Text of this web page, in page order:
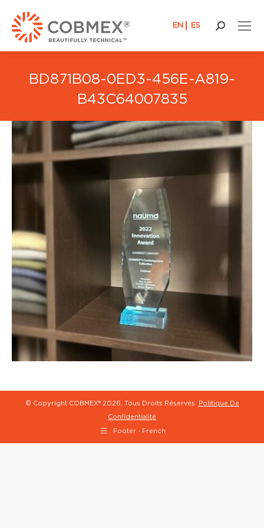
EN ES
BD871B08-0ED3-456E-A819-
B43C64007835
© Copyright COBMEX® 2026, Tous Droits Réservés. Politique De
Confidentialité
Footer - French